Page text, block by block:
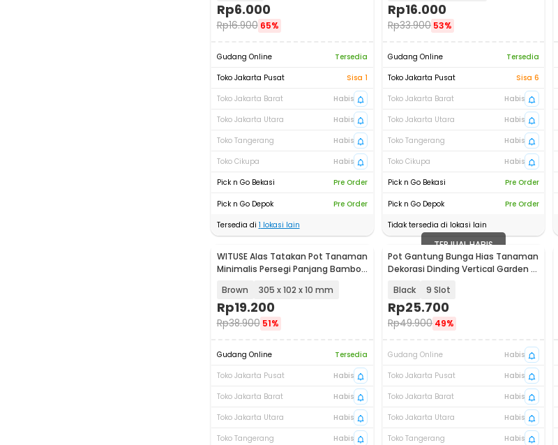
Rp6.000
Rp16.900 65%
Gudang Online
Tersedia
Toko Jakarta Pusat
Sisa 1
Toko Jakarta Barat
Habis
Toko Jakarta Utara
Habis
Toko Tangerang
Habis
Toko Cikupa
Habis
Pick n Go Bekasi
Pre Order
Pick n Go Depok
Pre Order
Tersedia di 1 lokasi lain
Rp16.000
Rp33.900 53%
Gudang Online
Tersedia
Toko Jakarta Pusat
Sisa 6
Toko Jakarta Barat
Habis
Toko Jakarta Utara
Habis
Toko Tangerang
Habis
Toko Cikupa
Habis
Pick n Go Bekasi
Pre Order
Pick n Go Depok
Pre Order
Tidak tersedia di lokasi lain
WITUSE Alas Tatakan Pot Tanaman
Minimalis Persegi Panjang Bamboo
Brown 305 x 102 x 10 mm
Rp19.200
Rp38.900 51%
Gudang Online
Tersedia
Toko Jakarta Pusat
Habis
Toko Jakarta Barat
Habis
Toko Jakarta Utara
Habis
Toko Tangerang
Habis
TERJUAL HABIS
Pot Gantung Bunga Hias Tanaman
Dekorasi Dinding Vertical Garden -
Black 9 Slot
Rp25.700
Rp49.900 49%
Gudang Online
Habis
Toko Jakarta Pusat
Habis
Toko Jakarta Barat
Habis
Toko Jakarta Utara
Habis
Toko Tangerang
Habis